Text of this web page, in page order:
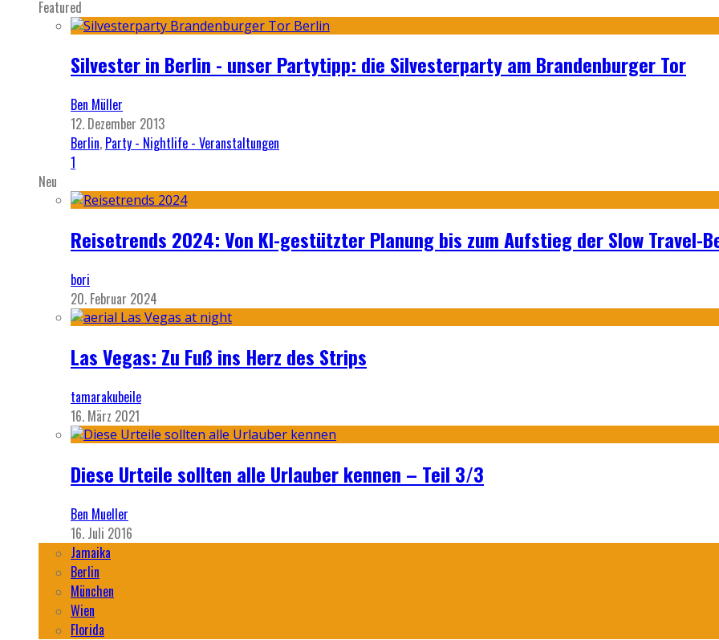
Featured
Silvester in Berlin - unser Partytipp: die Silvesterparty am Brandenburger Tor
Ben Müller
12. Dezember 2013
Berlin, Party - Nightlife - Veranstaltungen
1
Neu
Reisetrends 2024: Von KI-gestützter Planung bis zum Aufstieg der Slow Travel-
bori
20. Februar 2024
Las Vegas: Zu Fuß ins Herz des Strips
tamarakubeile
16. März 2021
Diese Urteile sollten alle Urlauber kennen – Teil 3/3
Ben Mueller
16. Juli 2016
Jamaika
Berlin
München
Wien
Florida